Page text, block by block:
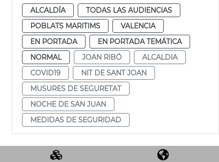
ALCALDÍA
TODAS LAS AUDIENCIAS
POBLATS MARITIMS
VALENCIA
EN PORTADA
EN PORTADA TEMÁTICA
NORMAL
JOAN RIBÓ
ALCALDIA
COVID19
NIT DE SANT JOAN
MUSURES DE SEGURETAT
NOCHE DE SAN JUAN
MEDIDAS DE SEGURIDAD